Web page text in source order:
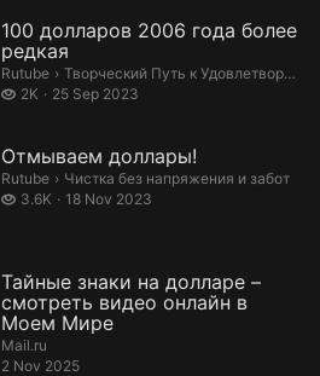
100 долларов 2006 года более
редкая
Rutube › Творческий Путь к
Творческий Путь к Удовлетворению
2K
2 thousand views
25 Sep 2023
Отмываем доллары!
Rutube › Чистка без напряжения и забот.
Чистка без напряжения и забот
3.6K
3.6 thousand views
18 Nov 2023
Тайные знаки на долларе –
смотреть видео онлайн в
Моем Мире
Mail.ru
2 Nov 2025